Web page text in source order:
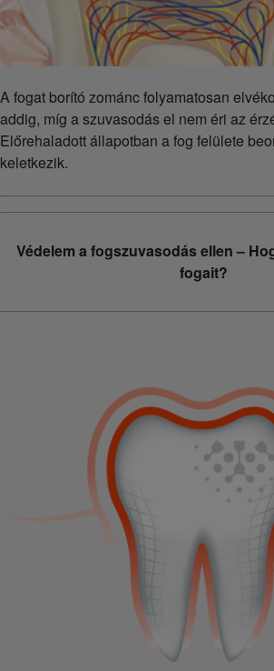
A fogat borító zománc folyamatosan
addig, míg a szuvasodás el nem éri az
Előrehaladott állapotban a fog felülete
keletkezik.
Védelem a fogszuvasodás ellen –
fogait?